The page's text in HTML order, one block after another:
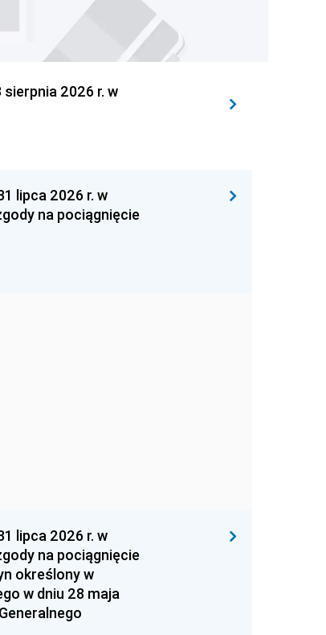
sierpnia 2026 r. w
lipca 2026 r. w
na pociągnięcie
lipca 2026 r. w
na pociągnięcie
określony w
w dniu 28 maja